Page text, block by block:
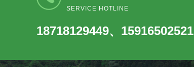
SERVICE HOTLINE
18718129449、15916502521